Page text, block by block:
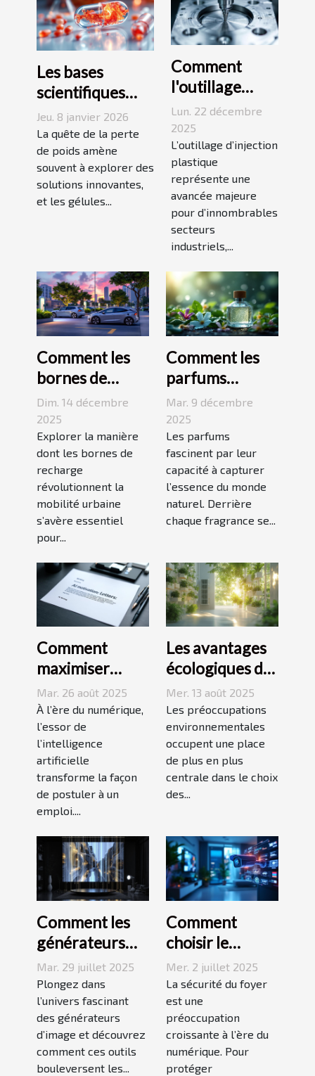
Les bases
scientifiques
derrière les
gélules
thermogéniques
pour perdre du
poids
Jeu. 8 janvier 2026
La quête de la perte
de poids amène
souvent à explorer des
solutions innovantes,
et les gélules...
Comment
l'outillage
d'injection
plastique
transforme-t-il
les industries ?
Lun. 22 décembre
2025
L’outillage d’injection
plastique
représente une
avancée majeure
pour d’innombrables
secteurs
industriels,...
Comment les
bornes de
recharge
transforment-
elles la mobilité
urbaine ?
Dim. 14 décembre
2025
Explorer la manière
dont les bornes de
recharge
révolutionnent la
mobilité urbaine
s’avère essentiel
pour...
Comment les
parfums
s'inspirent-ils
des éléments
naturels ?
Mar. 9 décembre
2025
Les parfums
fascinent par leur
capacité à capturer
l’essence du monde
naturel. Derrière
chaque fragrance se...
Comment
maximiser
l'efficacité
d'une lettre de
motivation
écrite par une
IA ?
Mar. 26 août 2025
À l’ère du numérique,
l’essor de
l’intelligence
artificielle
transforme la façon
de postuler à un
emploi....
Les avantages
écologiques des
systèmes de
climatisation
modernes
Mer. 13 août 2025
Les préoccupations
environnementales
occupent une place
de plus en plus
centrale dans le choix
des...
Comment les
générateurs
d'image
transforment-
ils le domaine
de la création
numérique ?
Mar. 29 juillet 2025
Plongez dans
l’univers fascinant
des générateurs
d’image et découvrez
comment ces outils
bouleversent les...
Comment
choisir le
meilleur
équipement de
surveillance
pour votre
domicile ?
Mer. 2 juillet 2025
La sécurité du foyer
est une
préoccupation
croissante à l’ère du
numérique. Pour
protéger